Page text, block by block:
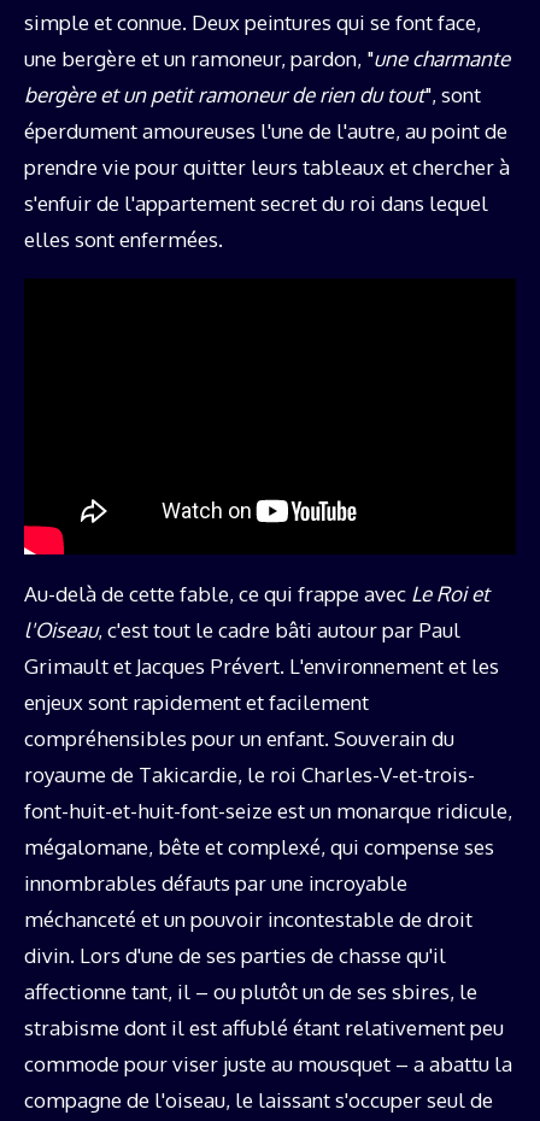
simple et connue. Deux peintures qui se font face,
une bergère et un ramoneur, pardon, "une charmante
bergère et un petit ramoneur de rien du tout", sont
éperdument amoureuses l'une de l'autre, au point de
prendre vie pour quitter leurs tableaux et chercher à
s'enfuir de l'appartement secret du roi dans lequel
elles sont enfermées.
Au-delà de cette fable, ce qui frappe avec Le Roi et
l'Oiseau, c'est tout le cadre bâti autour par Paul
Grimault et Jacques Prévert. L'environnement et les
enjeux sont rapidement et facilement
compréhensibles pour un enfant. Souverain du
royaume de Takicardie, le roi Charles-V-et-trois-
font-huit-et-huit-font-seize est un monarque ridicule,
mégalomane, bête et complexé, qui compense ses
innombrables défauts par une incroyable
méchanceté et un pouvoir incontestable de droit
divin. Lors d'une de ses parties de chasse qu'il
affectionne tant, il – ou plutôt un de ses sbires, le
strabisme dont il est affublé étant relativement peu
commode pour viser juste au mousquet – a abattu la
compagne de l'oiseau, le laissant s'occuper seul de